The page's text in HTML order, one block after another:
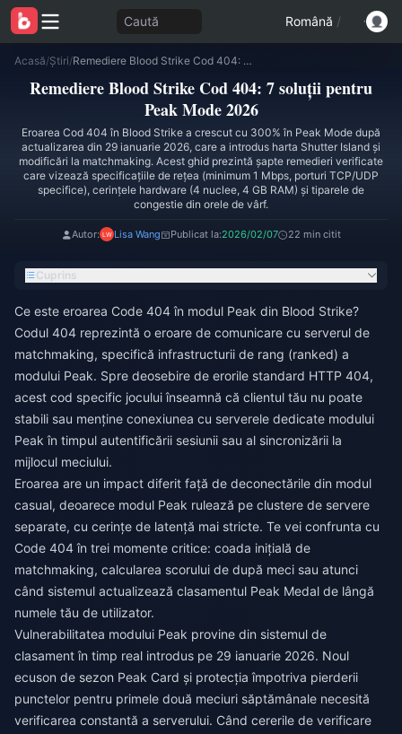
Caută Română /
Acasă/Știri/ Remediere Blood Strike Cod 404: 7 soluții pentru Peak Mode 2026
Remediere Blood Strike Cod 404: 7 soluții pentru
Peak Mode 2026
Eroarea Cod 404 în Blood Strike a crescut cu 300% în Peak Mode după
actualizarea din 29 ianuarie 2026, care a introdus harta Shutter Island și
modificări la matchmaking. Acest ghid prezintă șapte remedieri verificate
care vizează specificațiile de rețea (minimum 1 Mbps, porturi TCP/UDP
specifice), cerințele hardware (4 nuclee, 4 GB RAM) și tiparele de
congestie din orele de vârf.
Autor: Lisa Wang Publicat la:2026/02/07 22 min citit
Cuprins
Ce este eroarea Code 404 în modul Peak din Blood Strike?
Codul 404 reprezintă o eroare de comunicare cu serverul de
matchmaking, specifică infrastructurii de rang (ranked) a
modului Peak. Spre deosebire de erorile standard HTTP 404,
acest cod specific jocului înseamnă că clientul tău nu poate
stabili sau menține conexiunea cu serverele dedicate modului
Peak în timpul autentificării sesiunii sau al sincronizării la
mijlocul meciului.
Eroarea are un impact diferit față de deconectările din modul
casual, deoarece modul Peak rulează pe clustere de servere
separate, cu cerințe de latență mai stricte. Te vei confrunta cu
Code 404 în trei momente critice: coada inițială de
matchmaking, calcularea scorului de după meci sau atunci
când sistemul actualizează clasamentul Peak Medal de lângă
numele tău de utilizator.
Vulnerabilitatea modului Peak provine din sistemul de
clasament în timp real introdus pe 29 ianuarie 2026. Noul
ecuson de sezon Peak Card și protecția împotriva pierderii
punctelor pentru primele două meciuri săptămânale necesită
verificarea constantă a serverului. Când cererile de verificare